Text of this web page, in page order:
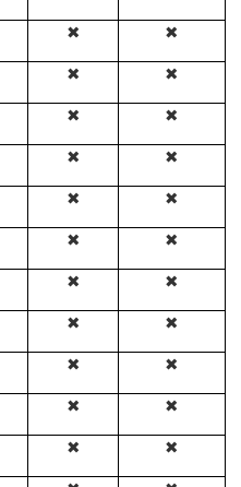
✖
✖
✖
✖
✖
✖
✖
✖
✖
✖
✖
✖
✖
✖
✖
✖
✖
✖
✖
✖
✖
✖